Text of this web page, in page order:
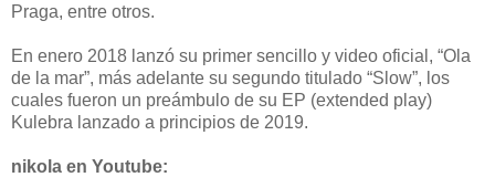
Praga, entre otros.
En enero 2018 lanzó su primer sencillo y video oficial, “Ola
de la mar”, más adelante su segundo titulado “Slow”, los
cuales fueron un preámbulo de su EP (extended play)
Kulebra lanzado a principios de 2019.
nikola en Youtube: